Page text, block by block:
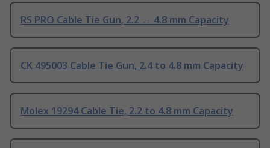
RS PRO Cable Tie Gun, 2.2 → 4.8 mm Capacity
CK 495003 Cable Tie Gun, 2.4 to 4.8 mm Capacity
Molex 19294 Cable Tie, 2.2 to 4.8 mm Capacity